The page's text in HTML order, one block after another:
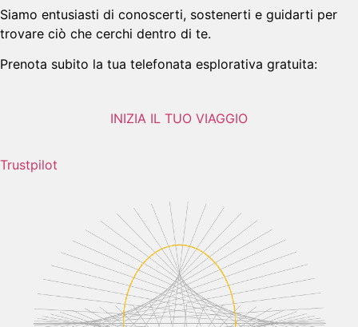
Siamo entusiasti di conoscerti, sostenerti e guidarti per
trovare ciò che cerchi dentro di te.
Prenota subito la tua telefonata esplorativa gratuita:
INIZIA IL TUO VIAGGIO
Trustpilot